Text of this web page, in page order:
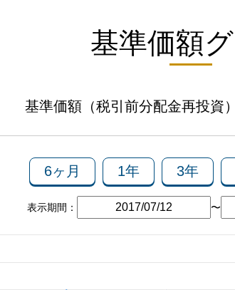
基準価額
基準価額（税引前分配金再投資
6ヶ月 1年 3年
表示期間： 〜